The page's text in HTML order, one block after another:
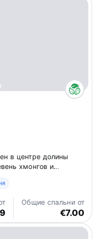
в центре долины
хмонгов и
Общие спальни от
€7.00